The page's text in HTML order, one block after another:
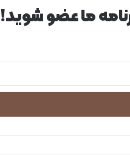
ما عضو شوید!